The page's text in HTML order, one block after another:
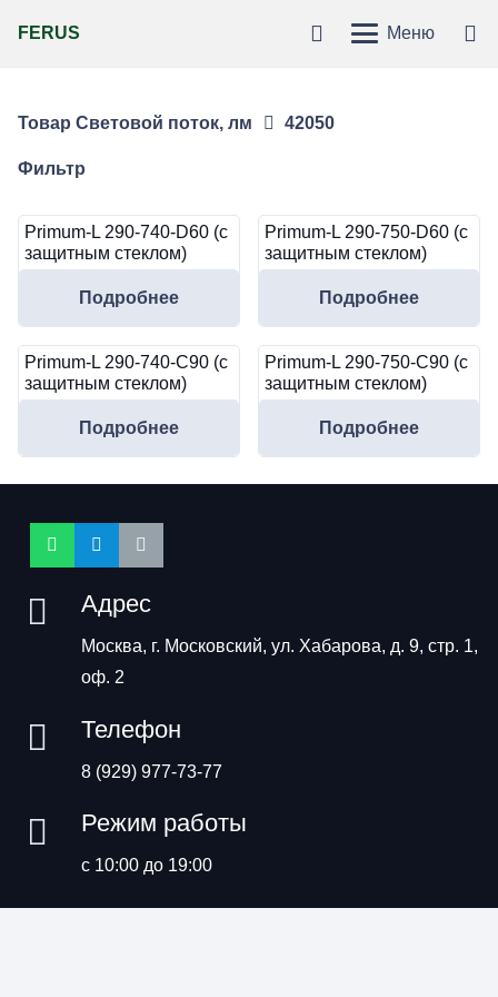
FERUS Меню
Товар Световой поток, лм 42050
Фильтр
Primum-L 290-740-D60 (с
защитным стеклом)
Подробнее
Primum-L 290-750-D60 (с
защитным стеклом)
Подробнее
Primum-L 290-740-C90 (с
защитным стеклом)
Подробнее
Primum-L 290-750-C90 (с
защитным стеклом)
Подробнее
Адрес
Москва, г. Московский, ул. Хабарова, д. 9, стр. 1,
оф. 2
Телефон
8 (929) 977-73-77
Режим работы
с 10:00 до 19:00